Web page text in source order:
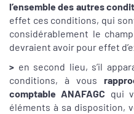
l’ensemble des autres
effet ces conditions, qui
considérablement le
devraient avoir pour effet
> en second lieu, s’il
conditions, à vous
comptable ANAFAGC qui
éléments à sa disposition,